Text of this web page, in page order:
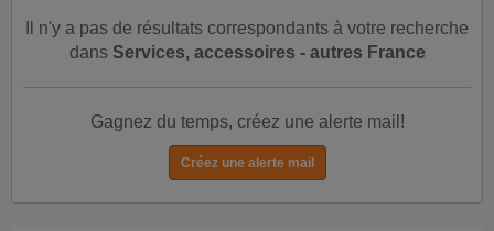
Il n'y a pas de résultats correspondants à votre recherche
dans Services, accessoires - autres France
Gagnez du temps, créez une alerte mail!